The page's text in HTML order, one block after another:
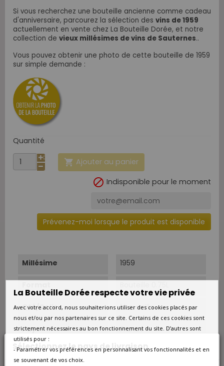
Sélectionnez le pays de livraison
Si vous recherchez une bouteille ancienne comme cadeau
d'anniversaire, parcourez la sélection des vins de 1959
actuellement en vente chez La Bouteille Dorée, et notre
collection de vieux millésimes de vins de Sauternes..
Vous pouvez obtenir une photo de cette bouteille de 1959
sur simple demande :
Quantité
 Ajouter au panier
 Indisponible pour le moment
Prévenez-moi lorsque le produit est disponible
Millésime 1959
Qté/Colis 1 bouteille
Pays France
Région Bordeaux
La Bouteille Dorée respecte votre vie privée
Avec votre accord, nous souhaiterions utiliser des cookies placés par
nous et/ou par nos partenaires sur ce site. Certains de ces cookies sont
strictement nécessaires au bon fonctionnement du site. D’autres sont
utilisés pour :
- Paramétrer vos préférences en personnalisant vos fonctionnalités et en
se souvenant de vos choix.